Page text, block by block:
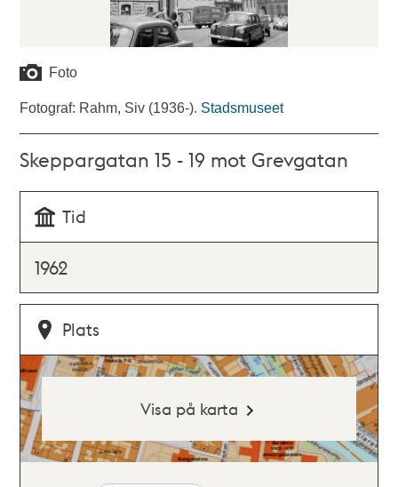
Foto
Fotograf: Rahm, Siv (1936-). Stadsmuseet
Skeppargatan 15 - 19 mot Grevgatan
Tid
1962
Plats
Visa på karta